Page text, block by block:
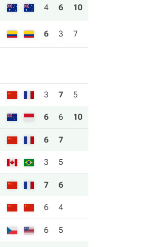
4 6 10
6 3 7
3 7 5
6 6 10
6 7
3 5
7 6
6 4
6 5